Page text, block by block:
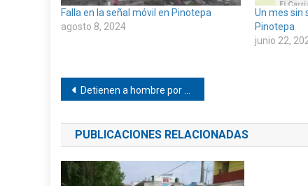
Falla en la señal móvil en Pinotepa
agosto 8, 2024
Un mes sin
Pinotepa
junio 22,
Navegación
de
entradas
Detienen a hombre por agr*sión contra adolescente en la Costa
PUBLICACIONES RELACIONADAS